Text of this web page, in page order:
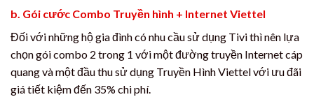
b. Gói cước Combo Truyền hình + Internet Viettel
Đối với những hộ gia đình có nhu cầu sử dụng Tivi thì nên lựa
chọn gói combo 2 trong 1 với một đường truyền Internet cáp
quang và một đầu thu sử dụng Truyền Hình Viettel với ưu đãi
giá tiết kiệm đến 35% chi phí.